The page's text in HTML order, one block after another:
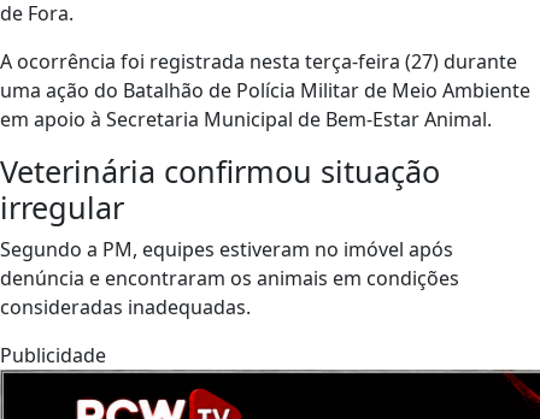
de Fora.
A ocorrência foi registrada nesta terça-feira (27) durante
uma ação do Batalhão de Polícia Militar de Meio Ambiente
em apoio à Secretaria Municipal de Bem-Estar Animal.
Veterinária confirmou situação
irregular
Segundo a PM, equipes estiveram no imóvel após
denúncia e encontraram os animais em condições
consideradas inadequadas.
Publicidade